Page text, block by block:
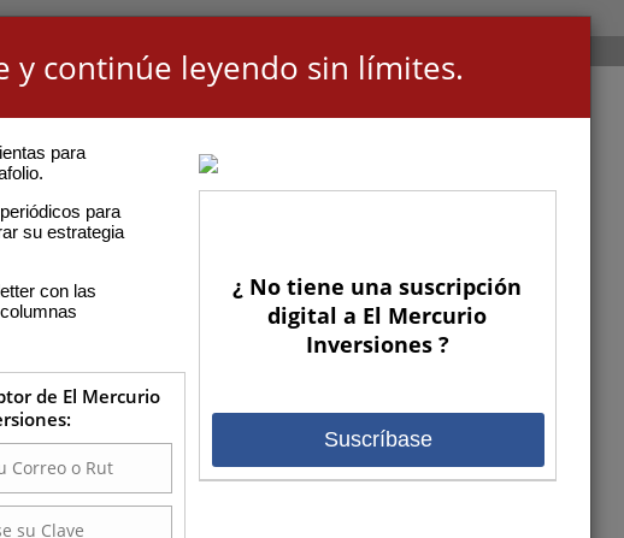
y continúe leyendo sin límites.
para
para
su estrategia
con las
de El Mercurio
¿ No tiene una suscripción
digital a El Mercurio
Inversiones ?
Suscríbase